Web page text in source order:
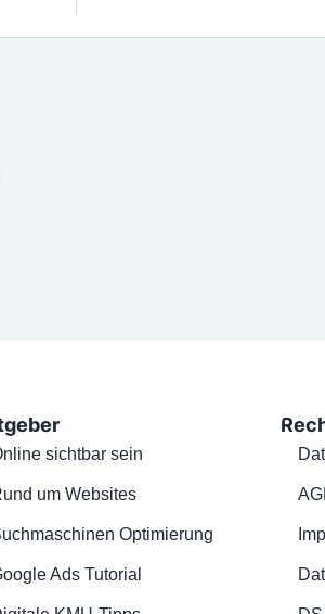
sichtbar sein
um Websites
Optimierung
Ads Tutorial